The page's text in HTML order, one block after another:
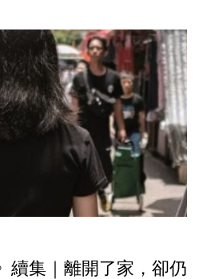
續集｜離開了家，卻仍